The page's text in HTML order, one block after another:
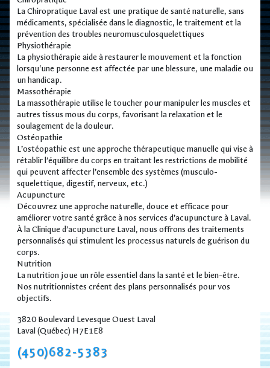
La Chiropratique Laval est une pratique de santé naturelle, sans
médicaments, spécialisée dans le diagnostic, le traitement et la
prévention des troubles neuromusculosquelettiques
Physiothérapie
La physiothérapie aide à restaurer le mouvement et la fonction
lorsqu'une personne est affectée par une blessure, une maladie ou
un handicap.
Massothérapie
La massothérapie utilise le toucher pour manipuler les muscles et
autres tissus mous du corps, favorisant la relaxation et le
soulagement de la douleur.
Ostéopathie
L’ostéopathie est une approche thérapeutique manuelle qui vise à
rétablir l’équilibre du corps en traitant les restrictions de mobilité
qui peuvent affecter l’ensemble des systèmes (musculo-
squelettique, digestif, nerveux, etc.)
Acupuncture
Découvrez une approche naturelle, douce et efficace pour
améliorer votre santé grâce à nos services d’acupuncture à Laval.
À la Clinique d’acupuncture Laval, nous offrons des traitements
personnalisés qui stimulent les processus naturels de guérison du
corps.
Nutrition
La nutrition joue un rôle essentiel dans la santé et le bien-être.
Nos nutritionnistes créent des plans personnalisés pour vos
objectifs.
3820 Boulevard Levesque Ouest Laval
Laval (Québec) H7E1E8
(450)682-5383